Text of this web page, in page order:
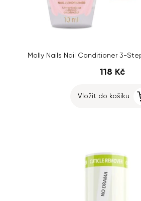
118 Kč
Vložit do košíku